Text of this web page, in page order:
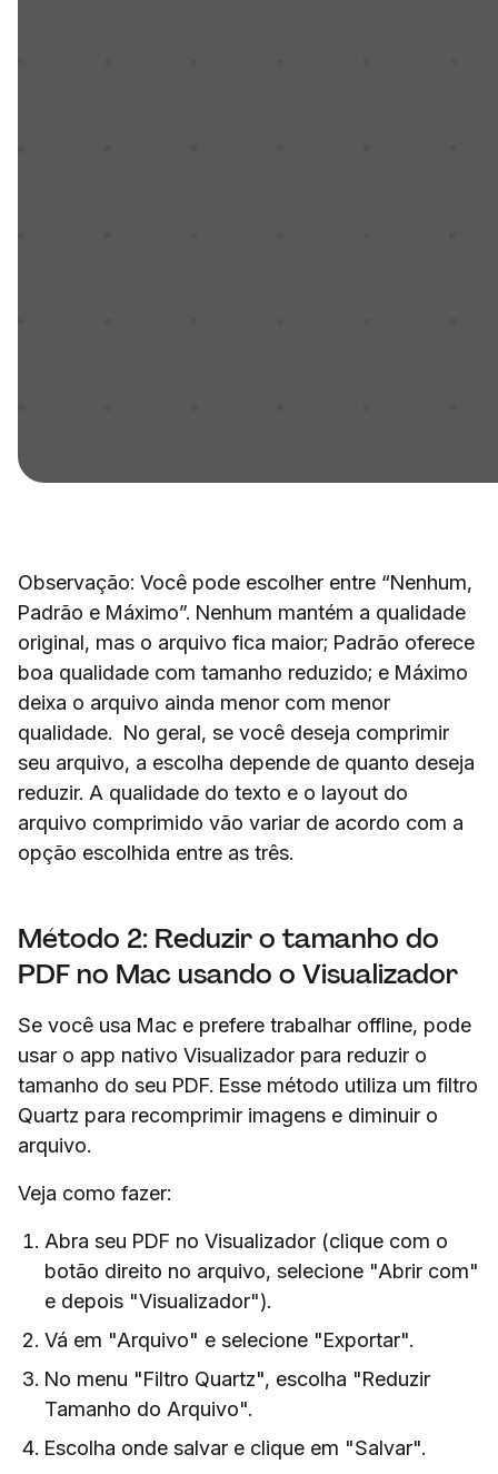
Observação: Você pode escolher entre “Nenhum,
Padrão e Máximo”. Nenhum mantém a qualidade
original, mas o arquivo fica maior; Padrão oferece
boa qualidade com tamanho reduzido; e Máximo
deixa o arquivo ainda menor com menor
qualidade. No geral, se você deseja comprimir
seu arquivo, a escolha depende de quanto deseja
reduzir. A qualidade do texto e o layout do
arquivo comprimido vão variar de acordo com a
opção escolhida entre as três.
Método 2: Reduzir o tamanho do
PDF no Mac usando o Visualizador
Se você usa Mac e prefere trabalhar offline, pode
usar o app nativo Visualizador para reduzir o
tamanho do seu PDF. Esse método utiliza um filtro
Quartz para recomprimir imagens e diminuir o
arquivo.
Veja como fazer:
Abra seu PDF no Visualizador (clique com o
botão direito no arquivo, selecione "Abrir com"
e depois "Visualizador").
Vá em "Arquivo" e selecione "Exportar".
No menu "Filtro Quartz", escolha "Reduzir
Tamanho do Arquivo".
Escolha onde salvar e clique em "Salvar".